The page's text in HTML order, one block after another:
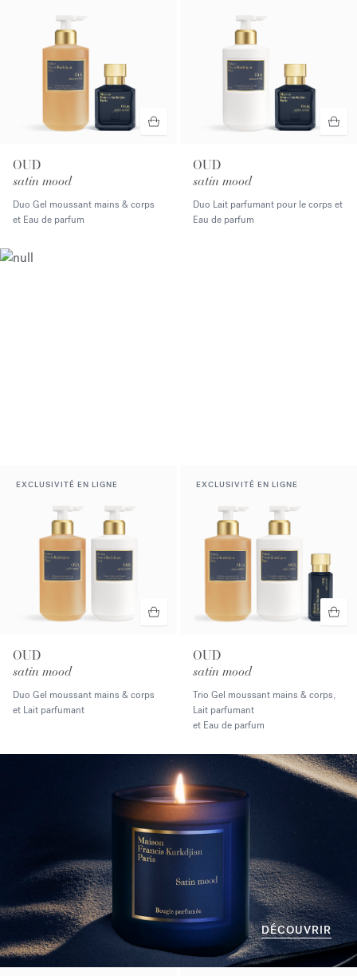
OUD
satin mood
Duo Gel moussant mains & corps
et Eau de parfum
OUD
satin mood
Duo Lait parfumant pour le corps et
Eau de parfum
EXCLUSIVITÉ EN LIGNE
OUD
satin mood
Duo Gel moussant mains & corps
et Lait parfumant
EXCLUSIVITÉ EN LIGNE
OUD
satin mood
Trio Gel moussant mains & corps,
Lait parfumant
et Eau de parfum
DÉCOUVRIR